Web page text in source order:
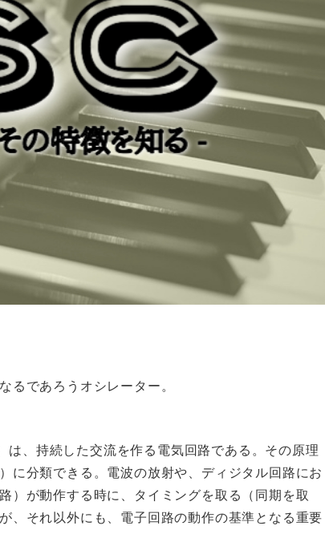
るであろうオシレーター。
、持続した交流を作る電気回路である。その原理
に分類できる。電波の放射や、ディジタル回路にお
）が動作する時に、タイミングを取る（同期を取
、それ以外にも、電子回路の動作の基準となる重要